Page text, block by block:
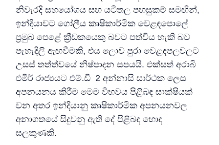
නිවැරදි සහයෝගය සහ යටිතල පහසුකම් සමඟින්,
ඉන්දියාවට ගෝලීය කෘෂිකාර්මික වෙළඳපොලේ
ප්‍රමුඛ පෙළේ ක්‍රීඩකයෙකු බවට පත්විය හැකි බව
පැහැදිලි ඇඟවීමකි, එය ලොව පුරා වෙළඳපලවලට
උසස් තත්ත්වයේ නිෂ්පාදන සපයයි. එක්සත් අරාබි
එමීර් රාජ්‍යයට එම්.ඩී 2 අන්නාසි සාර්ථක ලෙස
අපනයනය කිරීම මෙම විභවය පිළිබඳ සාක්ෂියක්
වන අතර ඉන්දියානු කෘෂිකාර්මික අපනයනවල
අනාගතයේ සිදුවනු ඇති දේ පිළිබඳ හොඳ
සලකුණකි.